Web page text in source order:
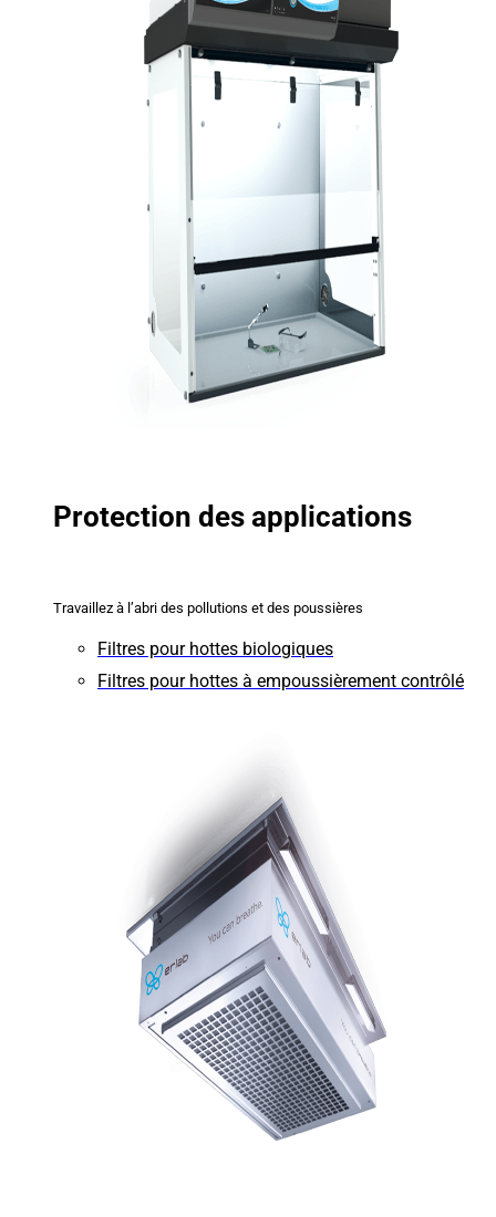
Protection des applications
Travaillez à l’abri des pollutions et des poussières
Filtres pour hottes biologiques
Filtres pour hottes à empoussièrement contrôlé